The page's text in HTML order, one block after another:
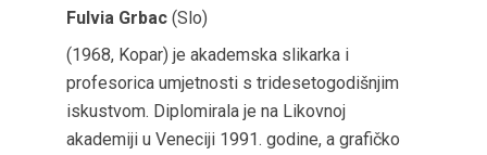
Fulvia Grbac (Slo)
(1968, Kopar) je akademska slikarka i
profesorica umjetnosti s tridesetogodišnjim
iskustvom. Diplomirala je na Likovnoj
akademiji u Veneciji 1991. godine, a grafičko